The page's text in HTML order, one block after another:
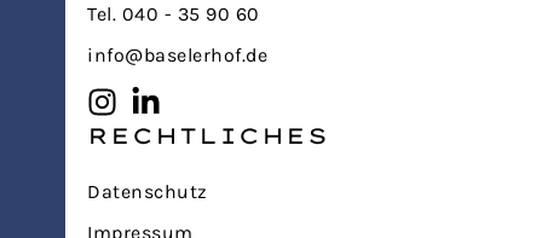
Tel. 040 - 35 90 60
info@baselerhof.de
RECHTLICHES
Datenschutz
Impressum